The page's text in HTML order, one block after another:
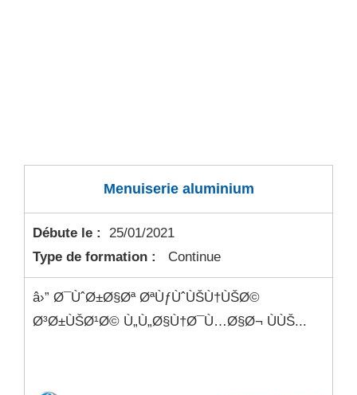
Menuiserie aluminium
Débute le :
25/01/2021
Type de formation :
Continue
â›” Ø¯ÙˆØ±Ø§Øª ØªÙƒÙˆÙŠÙ†ÙŠØ©
Ø³Ø±ÙŠØ¹Ø© Ù„Ù„Ø§Ù†Ø¯Ù…Ø§Ø¬ ÙÙŠ...